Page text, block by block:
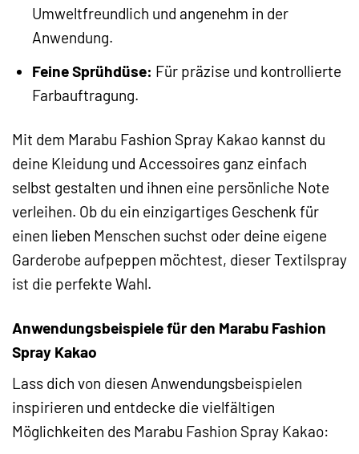
Umweltfreundlich und angenehm in der
Anwendung.
Feine Sprühdüse: Für präzise und kontrollierte
Farbauftragung.
Mit dem Marabu Fashion Spray Kakao kannst du
deine Kleidung und Accessoires ganz einfach
selbst gestalten und ihnen eine persönliche Note
verleihen. Ob du ein einzigartiges Geschenk für
einen lieben Menschen suchst oder deine eigene
Garderobe aufpeppen möchtest, dieser Textilspray
ist die perfekte Wahl.
Anwendungsbeispiele für den Marabu Fashion
Spray Kakao
Lass dich von diesen Anwendungsbeispielen
inspirieren und entdecke die vielfältigen
Möglichkeiten des Marabu Fashion Spray Kakao: